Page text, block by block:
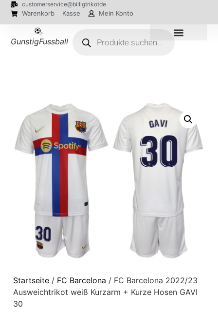
customerservice@billigtrikotde
Warenkorb Kasse Mein Konto
GunstigFussballTrikot
Startseite/ FC Barcelona / FC Barcelona 2022/23
Ausweichtrikot weiß Kurzarm + Kurze Hosen GAVI
30